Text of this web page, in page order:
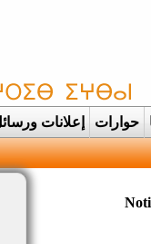
حوارات إعلانات ورسائل